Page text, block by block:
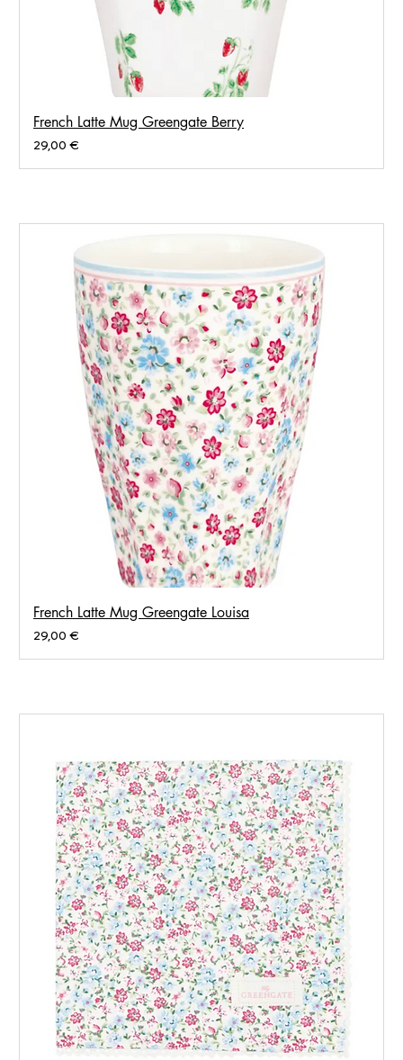
French Latte Mug Greengate Berry
Prix
29,00 €
French Latte Mug Greengate Louisa
Prix
29,00 €